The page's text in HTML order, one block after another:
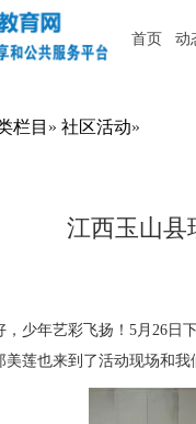
首页 动
栏目 » 社区活动»
江西玉山县
，少年艺彩飞扬！5月26日
莲也来到了活动现场和我